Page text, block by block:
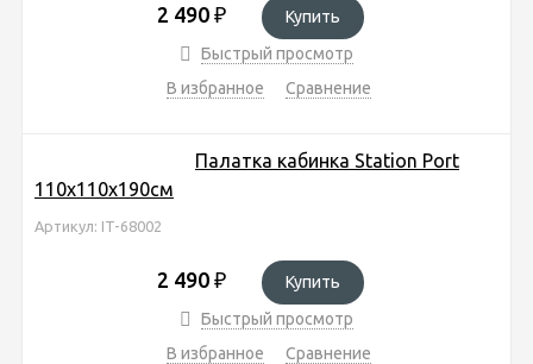
2 490 ₽
Купить
Быстрый просмотр
В избранное
Сравнение
Палатка кабинка Station Port
110х110х190см
Артикул: IT-68002
2 490 ₽
Купить
Быстрый просмотр
В избранное
Сравнение